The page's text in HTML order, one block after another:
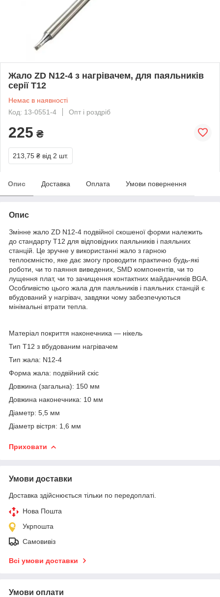
Жало ZD N12-4 з нагрівачем, для паяльників
серії T12
Немає в наявності
Код: 13-0551-4
Опт і роздріб
225 ₴
213,75 ₴ від 2 шт.
Опис Доставка Оплата Умови повернення
Опис
Змінне жало ZD N12-4 подвійної скошеної форми належить
до стандарту T12 для відповідних паяльників і паяльних
станцій. Це зручне у використанні жало з гарною
теплоємністю, яке дає змогу проводити практично будь-які
роботи, чи то паяння виведених, SMD компонентів, чи то
лущення плат, чи то зачищення контактних майданчиків BGA.
Особливістю цього жала для паяльників і паяльних станцій є
вбудований у нагрівач, завдяки чому забезпечуються
мінімальні втрати тепла.
Матеріал покриття наконечника — нікель
Тип T12 з вбудованим нагрівачем
Тип жала: N12-4
Форма жала: подвійний скіс
Довжина (загальна): 150 мм
Довжина наконечника: 10 мм
Діаметр: 5,5 мм
Діаметр вістря: 1,6 мм
Приховати
Умови доставки
Доставка здійснюється тільки по передоплаті.
Нова Пошта
Укрпошта
Самовивіз
Всі умови доставки
Умови оплати